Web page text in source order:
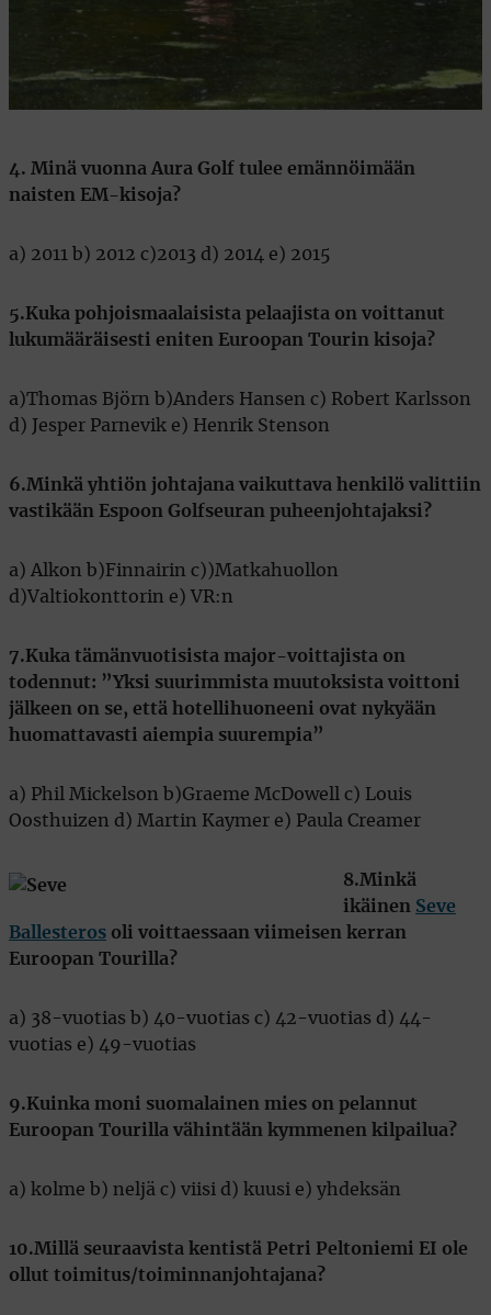
4. Minä vuonna Aura Golf tulee emännöimään
naisten EM-kisoja?
a) 2011 b) 2012 c)2013 d) 2014 e) 2015
5.Kuka pohjoismaalaisista pelaajista on voittanut
lukumääräisesti eniten Euroopan Tourin kisoja?
a)Thomas Björn b)Anders Hansen c) Robert Karlsson
d) Jesper Parnevik e) Henrik Stenson
6.Minkä yhtiön johtajana vaikuttava henkilö valittiin
vastikään Espoon Golfseuran puheenjohtajaksi?
a) Alkon b)Finnairin c))Matkahuollon
d)Valtiokonttorin e) VR:n
7.Kuka tämänvuotisista major-voittajista on
todennut: ”Yksi suurimmista muutoksista voittoni
jälkeen on se, että hotellihuoneeni ovat nykyään
huomattavasti aiempia suurempia”
a) Phil Mickelson b)Graeme McDowell c) Louis
Oosthuizen d) Martin Kaymer e) Paula Creamer
8.Minkä
ikäinen Seve
Ballesteros oli voittaessaan viimeisen kerran
Euroopan Tourilla?
a) 38-vuotias b) 40-vuotias c) 42-vuotias d) 44-
vuotias e) 49-vuotias
9.Kuinka moni suomalainen mies on pelannut
Euroopan Tourilla vähintään kymmenen kilpailua?
a) kolme b) neljä c) viisi d) kuusi e) yhdeksän
10.Millä seuraavista kentistä Petri Peltoniemi EI ole
ollut toimitus/toiminnanjohtajana?